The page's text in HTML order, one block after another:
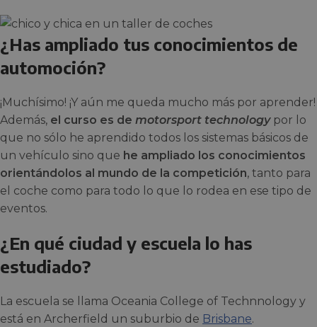
¿Has ampliado tus conocimientos de
automoción?
¡Muchísimo! ¡Y aún me queda mucho más por aprender!
Además, el curso es de motorsport technologypor lo
que no sólo he aprendido todos los sistemas básicos de
un vehículo sino que he ampliado los conocimientos
orientándolos al mundo de la competición, tanto para
el coche como para todo lo que lo rodea en ese tipo de
eventos.
¿En qué ciudad y escuela lo has
estudiado?
La escuela se llama Oceania College of Technnology y
está en Archerfield un suburbio de Brisbane.